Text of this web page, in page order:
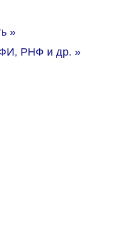
»
РНФ и др. »